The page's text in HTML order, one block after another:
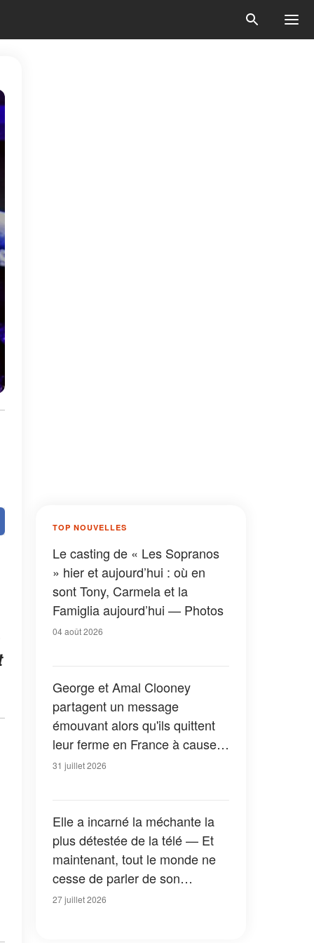
TOP NOUVELLES
Le casting de « Les Sopranos
» hier et aujourd’hui : où en
sont Tony, Carmela et la
Famiglia aujourd’hui — Photos
04 août 2026
George et Amal Clooney
partagent un message
émouvant alors qu'ils quittent
leur ferme en France à cause
des feux de forêt — Tous les
31 juillet 2026
Elle a incarné la méchante la
plus détestée de la télé — Et
maintenant, tout le monde ne
cesse de parler de son
apparition dans la nouvelle
27 juillet 2026